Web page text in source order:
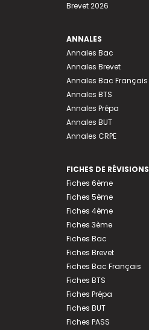
Brevet 2026
ANNALES
Annales Bac
Annales Brevet
Annales Bac Français
Annales BTS
Annales Prépa
Annales BUT
Annales CRPE
FICHES DE RÉVISIONS
Fiches 6ème
Fiches 5ème
Fiches 4ème
Fiches 3ème
Fiches Bac
Fiches Brevet
Fiches Bac Français
Fiches BTS
Fiches Prépa
Fiches BUT
Fiches PASS